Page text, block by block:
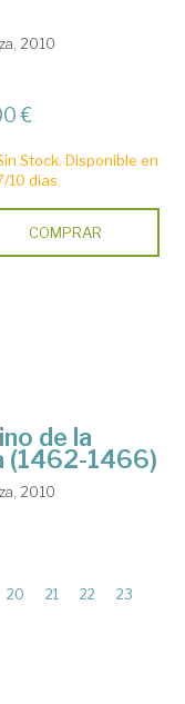
2010
€
Stock. Disponible en
10 días.
COMPRAR
de la
(1462-1466)
2010
20 21 22
23